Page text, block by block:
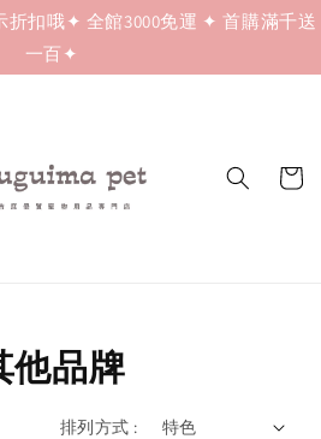
扣哦✦ 全館3000免運 ✦ 首購滿千送
一百✦
他品牌
排列方式 :